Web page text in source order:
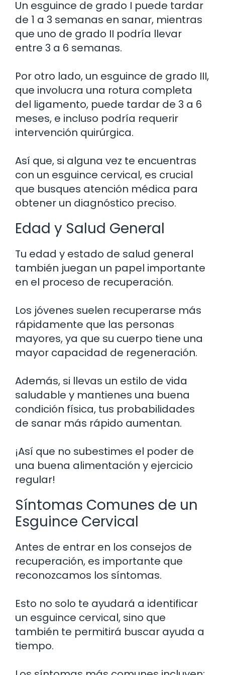
Un esguince de grado I puede tardar
de 1 a 3 semanas en sanar, mientras
que uno de grado II podría llevar
entre 3 a 6 semanas.
Por otro lado, un esguince de grado III,
que involucra una rotura completa
del ligamento, puede tardar de 3 a 6
meses, e incluso podría requerir
intervención quirúrgica.
Así que, si alguna vez te encuentras
con un esguince cervical, es crucial
que busques atención médica para
obtener un diagnóstico preciso.
Edad y Salud General
Tu edad y estado de salud general
también juegan un papel importante
en el proceso de recuperación.
Los jóvenes suelen recuperarse más
rápidamente que las personas
mayores, ya que su cuerpo tiene una
mayor capacidad de regeneración.
Además, si llevas un estilo de vida
saludable y mantienes una buena
condición física, tus probabilidades
de sanar más rápido aumentan.
¡Así que no subestimes el poder de
una buena alimentación y ejercicio
regular!
Síntomas Comunes de un
Esguince Cervical
Antes de entrar en los consejos de
recuperación, es importante que
reconozcamos los síntomas.
Esto no solo te ayudará a identificar
un esguince cervical, sino que
también te permitirá buscar ayuda a
tiempo.